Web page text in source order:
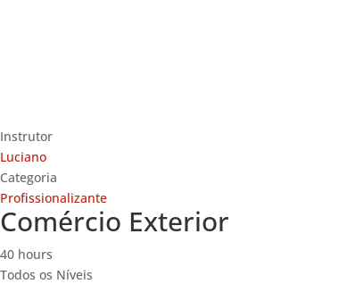
Instrutor
Luciano
Categoria
Profissionalizante
Comércio Exterior
40 hours
Todos os Níveis